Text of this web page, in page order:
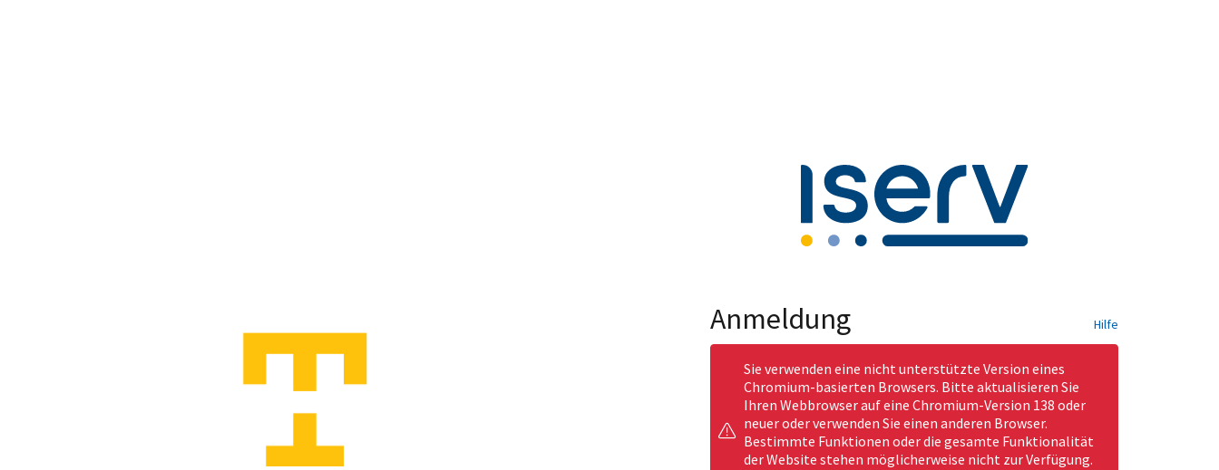
Anmeldung Hilfe
Sie verwenden eine nicht unterstützte Version eines
Chromium-basierten Browsers. Bitte aktualisieren Sie
Ihren Webbrowser auf eine Chromium-Version 138 oder
neuer oder verwenden Sie einen anderen Browser.
Bestimmte Funktionen oder die gesamte Funktionalität
der Website stehen möglicherweise nicht zur Verfügung.